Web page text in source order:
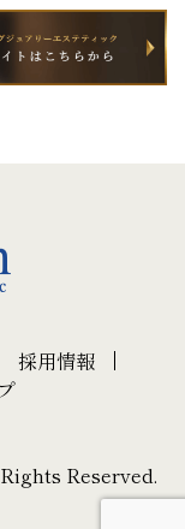
採用情報
Reserved.